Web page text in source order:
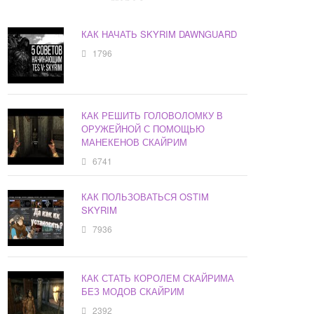
КАК НАЧАТЬ SKYRIM DAWNGUARD
1796
КАК РЕШИТЬ ГОЛОВОЛОМКУ В
ОРУЖЕЙНОЙ С ПОМОЩЬЮ
МАНЕКЕНОВ СКАЙРИМ
6741
КАК ПОЛЬЗОВАТЬСЯ OSTIM
SKYRIM
7936
КАК СТАТЬ КОРОЛЕМ СКАЙРИМА
БЕЗ МОДОВ СКАЙРИМ
2392